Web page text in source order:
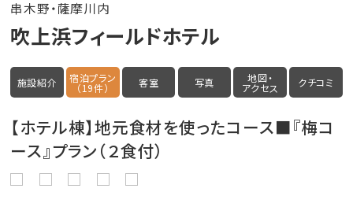
串木野・薩摩川内
吹上浜フィールドホテル
施設紹介 宿泊プラン
（19件） 客室 写真 地図・
アクセス クチコミ
【ホテル棟】地元食材を使ったコース■『梅コ
ース』プラン（２食付）